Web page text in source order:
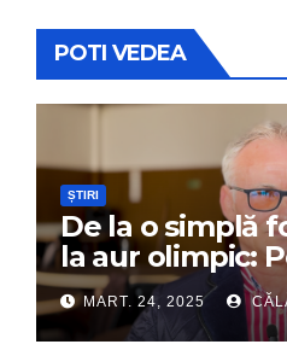
POTI VEDEA
ȘTIRI
De la o simplă
la aur olimpic:
Dumitru Chirilă
MART. 24, 2025